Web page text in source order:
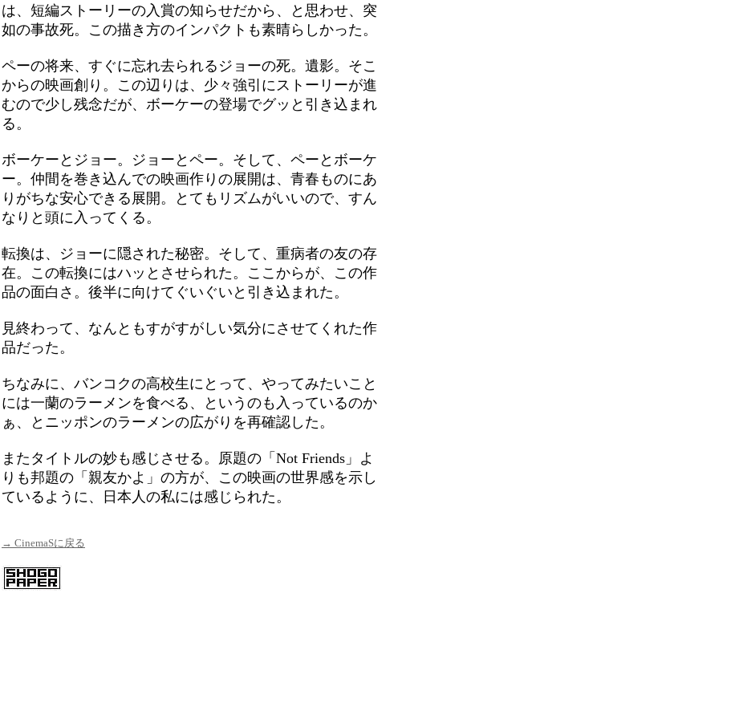
は、短編ストーリーの入賞の知らせだから、と思わせ、突
如の事故死。この描き方のインパクトも素晴らしかった。
ペーの将来、すぐに忘れ去られるジョーの死。遺影。そこ
からの映画創り。この辺りは、少々強引にストーリーが進
むので少し残念だが、ボーケーの登場でグッと引き込まれ
る。
ボーケーとジョー。ジョーとペー。そして、ペーとボーケ
ー。仲間を巻き込んでの映画作りの展開は、青春ものにあ
りがちな安心できる展開。とてもリズムがいいので、すん
なりと頭に入ってくる。
転換は、ジョーに隠された秘密。そして、重病者の友の存
在。この転換にはハッとさせられた。ここからが、この作
品の面白さ。後半に向けてぐいぐいと引き込まれた。
見終わって、なんともすがすがしい気分にさせてくれた作
品だった。
ちなみに、バンコクの高校生にとって、やってみたいこと
には一蘭のラーメンを食べる、というのも入っているのか
ぁ、とニッポンのラーメンの広がりを再確認した。
またタイトルの妙も感じさせる。原題の「Not Friends」よ
りも邦題の「親友かよ」の方が、この映画の世界感を示し
ているように、日本人の私には感じられた。
→ CinemaSに戻る